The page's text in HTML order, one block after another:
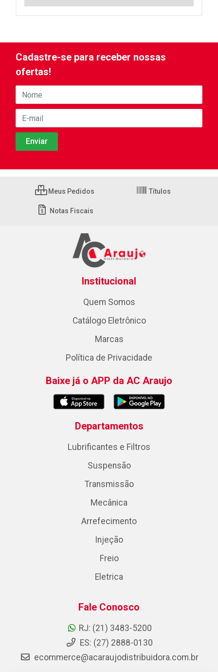
Cadastre-se para receber nossas
ofertas!
Meus Pedidos Títulos
Notas Fiscais
Institucional
Quem Somos
Catálogo Eletrônico
Marcas
Política de Privacidade
Baixe já o APP da AC Araujo
Departamentos
Lubrificantes e Filtros
Suspensão
Transmissão
Mecânica
Arrefecimento
Injeção
Freio
Eletrica
Fale Conosco
RJ: (21) 3483-5200
ES: (27) 2888-0130
ecommerce@acaraujodistribuidora.com.br